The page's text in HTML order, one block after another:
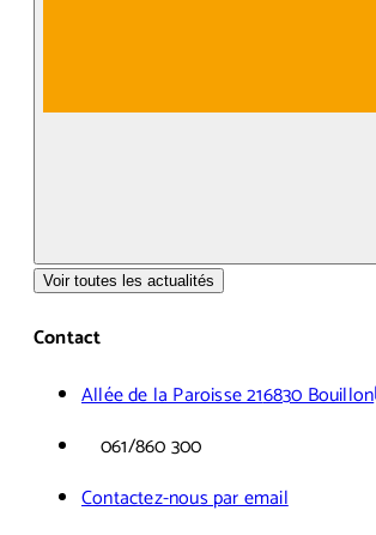
Voir toutes les actualités
Contact
Allée de la Paroisse 216830 Bouillon
061/860 300
Contactez-nous par email